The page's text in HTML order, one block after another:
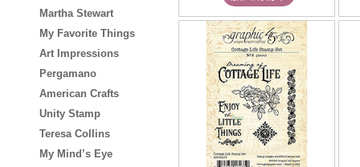
Martha Stewart
My Favorite Things
Art Impressions
Pergamano
American Crafts
Unity Stamp
Teresa Collins
My Mind’s Eye